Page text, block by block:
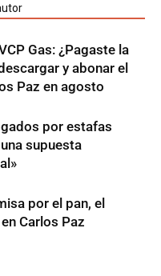
Gas: ¿Pagaste la
y abonar el
Paz en agosto
por estafas
supuesta
por el pan, el
Carlos Paz